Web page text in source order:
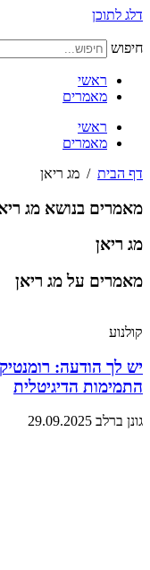
דלג לתוכן
חיפוש
ראשי
מאמרים
ראשי
מאמרים
דף הבית / מג ריאן
מאמרים בנושא מג
מג ריאן
מאמרים על מג ריאן
קולנוע
יש לך הודעה:
התמימות הדיגיטלית
גונן ברלב 29.09.2025